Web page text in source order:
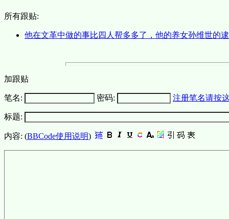
所有跟贴:
他在文革中做的事比四人帮多多了，他的养女孙维世的
加跟贴
笔名: 密码: 注册笔名请按
标题:
内容: (BBCode使用说明)